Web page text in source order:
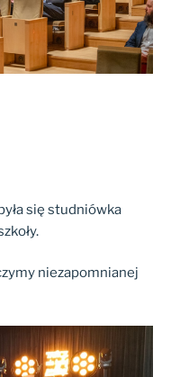
się studniówka
niezapomnianej